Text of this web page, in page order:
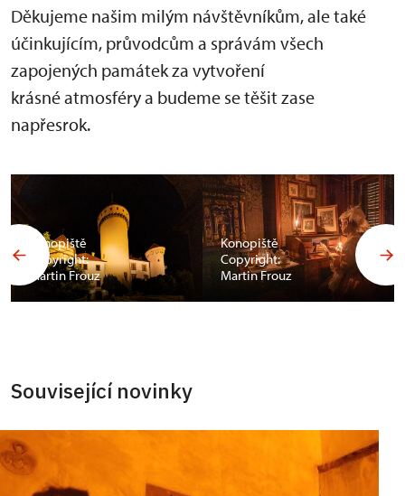
Děkujeme našim milým návštěvníkům, ale také
účinkujícím, průvodcům a správám všech
zapojených památek za vytvoření
krásné atmosféry a budeme se těšit zase
napřesrok.
Konopiště
Copyright:
Martin Frouz
Konopiště
Copyright:
Martin Frouz
Související novinky